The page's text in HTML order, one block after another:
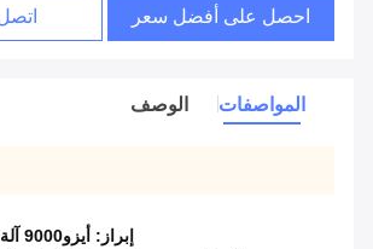
احصل على أفضل سعر
المواصفات الوصف
إبراز: أيزو9000 آلة إعادة تدوير الشق